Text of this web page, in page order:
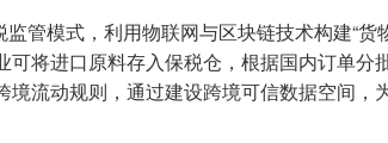
管模式，利用物联网与区块链技术构建“
将进口原料存入保税仓，根据国内订单分
流动规则，通过建设跨境可信数据空间，